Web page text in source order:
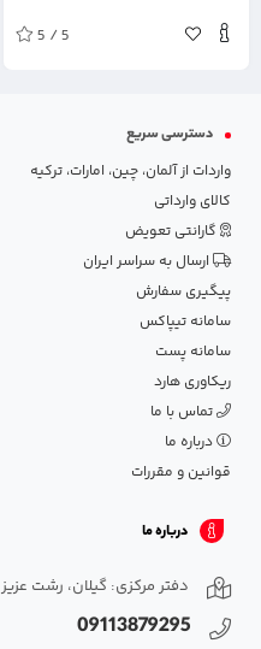
5 / 5
دسترسی سریع
واردات از آلمان، چین، امارات، ترکیه
کالای وارداتی
گارانتی تعویض
ارسال به سراسر ایران
پیگیری سفارش
سامانه تیپاکس
سامانه پست
ریکاوری هارد
تماس با ما
درباره ما
قوانین و مقررات
درباره ما
دفتر مرکزی: گیلان، رشت عزیز
09113879295